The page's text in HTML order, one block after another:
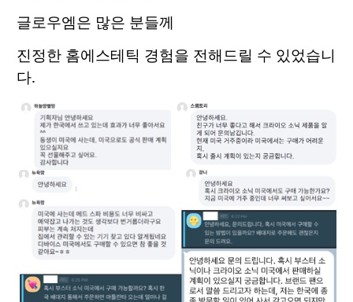
글로우엠은 많은 분들께
진정한 홈에스테틱 경험을 전해드릴 수 있었습니
다.